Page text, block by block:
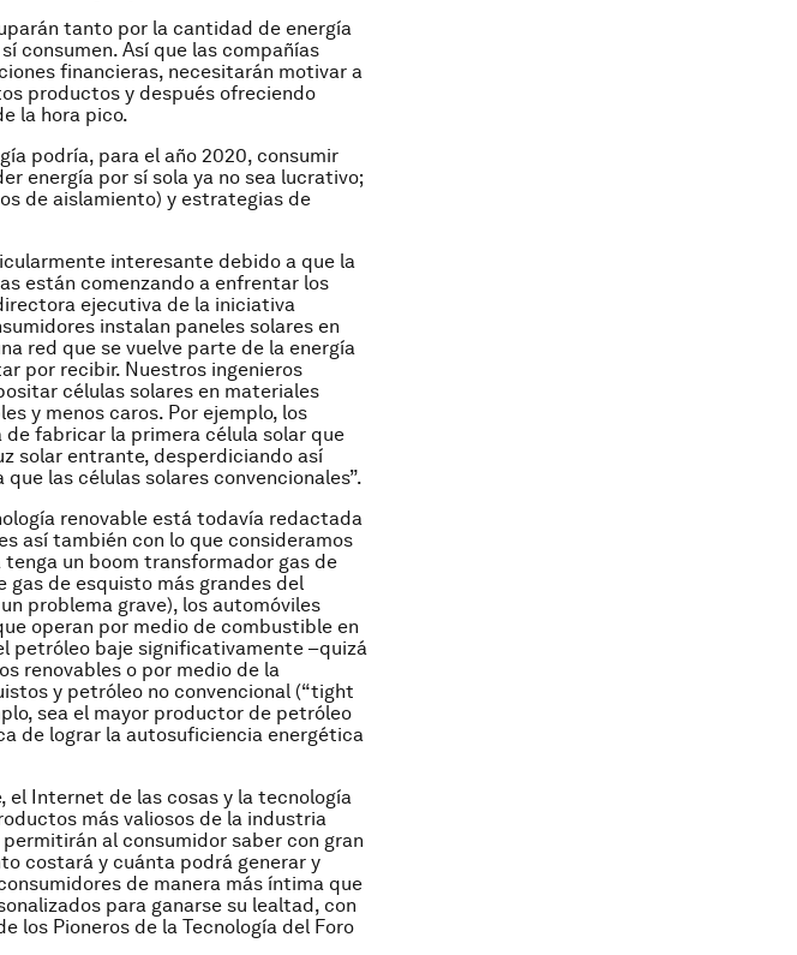
tanto por la cantidad de energía
consumen. Así que las compañías
financieras, necesitarán motivar a
productos y después ofreciendo
la hora pico.
podría, para el año 2020, consumir
energía por sí sola ya no sea lucrativo;
de aislamiento) y estrategias de
interesante debido a que la
están comenzando a enfrentar los
ejecutiva de la iniciativa
instalan paneles solares en
red que se vuelve parte de la energía
por recibir. Nuestros ingenieros
células solares en materiales
y menos caros. Por ejemplo, los
fabricar la primera célula solar que
solar entrante, desperdiciando así
las células solares convencionales”.
renovable está todavía redactada
así también con lo que consideramos
tenga un boom transformador gas de
gas de esquisto más grandes del
problema grave), los automóviles
operan por medio de combustible en
petróleo baje significativamente –quizá
renovables o por medio de la
y petróleo no convencional (“tight
sea el mayor productor de petróleo
de lograr la autosuficiencia energética
el Internet de las cosas y la tecnología
más valiosos de la industria
al consumidor saber con gran
costará y cuánta podrá generar y
de manera más íntima que
para ganarse su lealtad, con
los Pioneros de la Tecnología del Foro